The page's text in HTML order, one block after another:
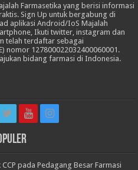
Farmasetika yang berisi informasi
Sign Up untuk bergabung di
aplikasi Android/IoS Majalah
Ikuti twitter, instagram dan
telah terdaftar sebagai
nomor 127800022032400060001.
bidang farmasi di Indonesia.
pada Pedagang Besar Farmasi